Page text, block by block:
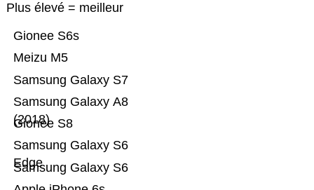
Plus élevé = meilleur
Samsung Galaxy S6
Samsung Galaxy S6
Edge
Gionee S8
Samsung Galaxy A8
(2018)
Samsung Galaxy S7
Meizu M5
Gionee S6s